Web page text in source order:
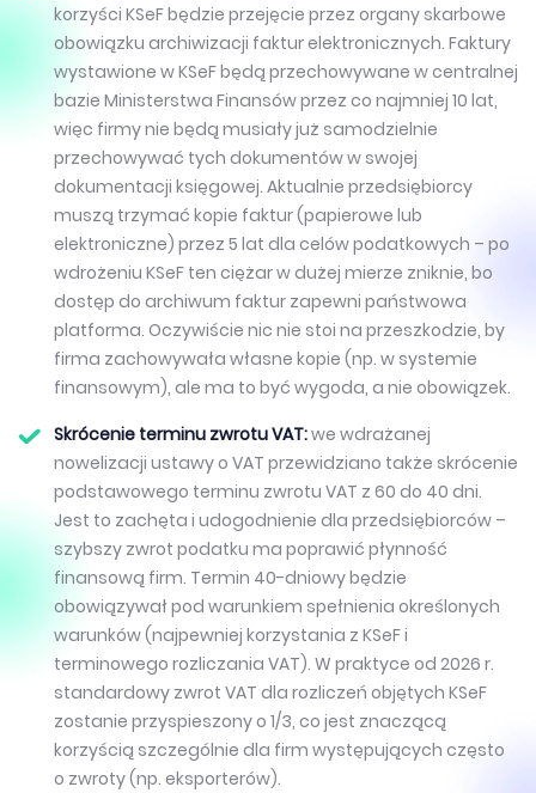
korzyści KSeF będzie przejęcie przez organy skarbowe
obowiązku archiwizacji faktur elektronicznych. Faktury
wystawione w KSeF będą przechowywane w centralnej
bazie Ministerstwa Finansów przez co najmniej 10 lat,
więc firmy nie będą musiały już samodzielnie
przechowywać tych dokumentów w swojej
dokumentacji księgowej. Aktualnie przedsiębiorcy
muszą trzymać kopie faktur (papierowe lub
elektroniczne) przez 5 lat dla celów podatkowych – po
wdrożeniu KSeF ten ciężar w dużej mierze zniknie, bo
dostęp do archiwum faktur zapewni państwowa
platforma. Oczywiście nic nie stoi na przeszkodzie, by
firma zachowywała własne kopie (np. w systemie
finansowym), ale ma to być wygoda, a nie obowiązek.
Skrócenie terminu zwrotu VAT:we wdrażanej
nowelizacji ustawy o VAT przewidziano także skrócenie
podstawowego terminu zwrotu VAT z 60 do 40 dni.
Jest to zachęta i udogodnienie dla przedsiębiorców –
szybszy zwrot podatku ma poprawić płynność
finansową firm. Termin 40-dniowy będzie
obowiązywał pod warunkiem spełnienia określonych
warunków (najpewniej korzystania z KSeF i
terminowego rozliczania VAT). W praktyce od 2026 r.
standardowy zwrot VAT dla rozliczeń objętych KSeF
zostanie przyspieszony o 1/3, co jest znaczącą
korzyścią szczególnie dla firm występujących często
o zwroty (np. eksporterów).